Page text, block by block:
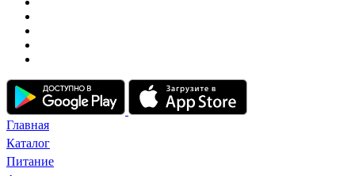
Главная
Каталог
Питание